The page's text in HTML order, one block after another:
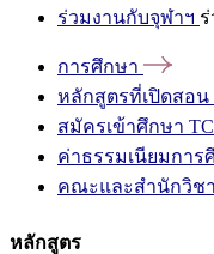
ร่วมงานกับจุฬาฯ
การศึกษา
หลักสูตรที่เปิดสอน
สมัครเข้าศึกษา
ค่าธรรมเนียมการ
คณะและสำนักวิชา
หลักสูตร